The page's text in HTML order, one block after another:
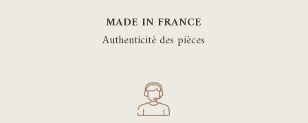
MADE IN FRANCE
Authenticité des pièces